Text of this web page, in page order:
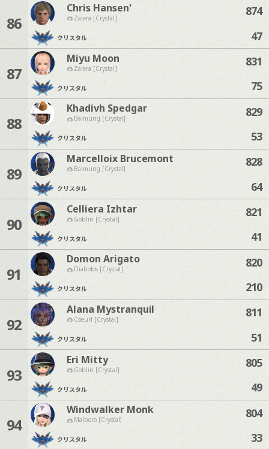
86
Chris Hansen'
Zalera [Crystal]
クリスタル
874
47
87
Miyu Moon
Zalera [Crystal]
クリスタル
831
75
88
Khadivh Spedgar
Balmung [Crystal]
クリスタル
829
53
89
Marcelloix Brucemont
Balmung [Crystal]
クリスタル
828
64
90
Celliera Izhtar
Goblin [Crystal]
クリスタル
821
41
91
Domon Arigato
Diabolos [Crystal]
クリスタル
820
210
92
Alana Mystranquil
Coeurl [Crystal]
クリスタル
811
51
93
Eri Mitty
Goblin [Crystal]
クリスタル
805
49
94
Windwalker Monk
Malboro [Crystal]
クリスタル
804
33